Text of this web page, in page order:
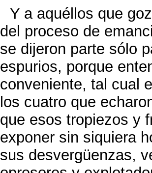
Y a aquéllos que
del proceso de
se dijeron parte sólo
espurios, porque
conveniente, tal cual
los cuatro que
que esos tropiezos y
exponer sin siquiera
sus desvergüenzas,